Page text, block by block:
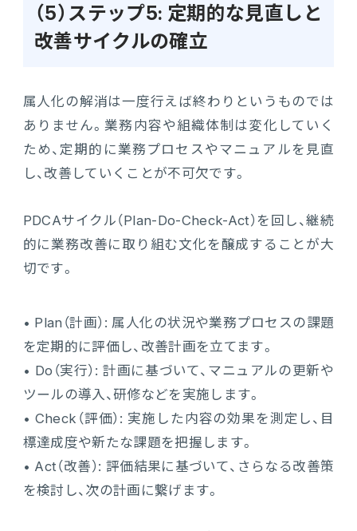
（5）ステップ5: 定期的な見直しと
改善サイクルの確立
属人化の解消は一度行えば終わりというものでは
ありません。業務内容や組織体制は変化していく
ため、定期的に業務プロセスやマニュアルを見直
し、改善していくことが不可欠です。
PDCAサイクル（Plan-Do-Check-Act）を回し、継続
的に業務改善に取り組む文化を醸成することが大
切です。
• Plan（計画）: 属人化の状況や業務プロセスの課題
を定期的に評価し、改善計画を立てます。
• Do（実行）: 計画に基づいて、マニュアルの更新や
ツールの導入、研修などを実施します。
• Check（評価）: 実施した内容の効果を測定し、目
標達成度や新たな課題を把握します。
• Act（改善）: 評価結果に基づいて、さらなる改善策
を検討し、次の計画に繋げます。